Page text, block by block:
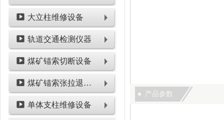
大立柱维修设备
轨道交通检测仪器
煤矿锚索切断设备
煤矿锚索张拉退锚设备
单体支柱维修设备
产品参数